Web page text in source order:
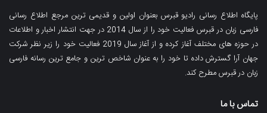
پایگاه اطلاع رسانی رادیو قبرس بعنوان اولین و قدیمی ترین مرجع اطلاع رسانی
فارسی زبان در قبرس فعالیت خود را از سال 2014 در جهت انتشار اخبار و اطلاعات
در حوزه های مختلف آغاز کرده و از آغاز سال 2019 فعالیت خود را زیر نظر شرکت
جهان آرا گسترش داده تا خود را به عنوان شاخص ترین و جامع ترین رسانه فارسی
زبان در قبرس مطرح کند.
تماس با ما